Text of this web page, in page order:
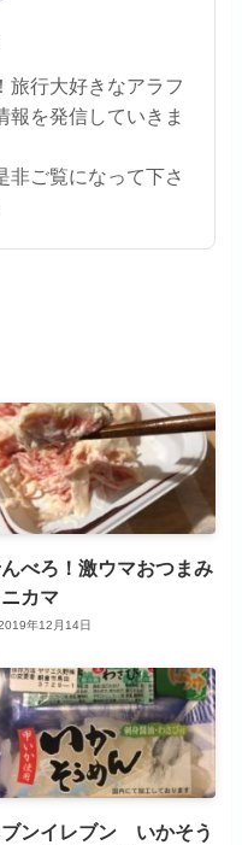
旅行大好きなアラフ
報を発信していきま
非ご覧になって下さ
べろ！激ウマおつまみ
カマ
年12月14日
ンイレブン いかそう